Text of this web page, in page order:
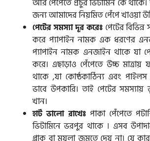
আর পেঁপেতে প্রচুর ভিটামিন কে থাকে।
জন্য আমাদের নিয়মিত পেঁপে খাওয়া
পেটের সমস্যা দূর করেঃ পেটের
করে প্যাপাইন নামক এক ধরণের
প্যাপাইন নামক এনজাইন থাকে যা
করে। এছাড়াও পেঁপেতে উচ্চ মাত্রায়
থাকে ,যা কোষ্ঠকাঠিন্য এবং
ভাবে উপকারি। তাই পেটের
খান।
হার্ট ভালো রাখেঃ পাকা পেঁপেতে
ভিটামিনে ভরপুর থাকে । এসব